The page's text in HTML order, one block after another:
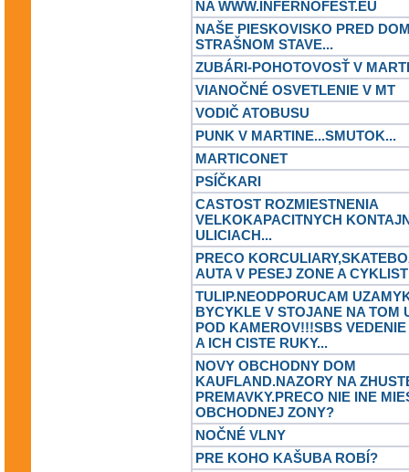
NA WWW.INFERNOFEST.EU
NAŠE PIESKOVISKO PRED
STRAŠNOM STAVE...
ZUBÁRI-POHOTOVOSŤ V
VIANOČNÉ OSVETLENIE V MT
VODIČ ATOBUSU
PUNK V MARTINE...SMUTOK...
MARTICONET
PSÍČKARI
CASTOST ROZMIESTNENIA
VELKOKAPACITNYCH
ULICIACH...
PRECO
AUTA V PESEJ ZONE A
TULIP.NEODPORUCAM
BYCYKLE V STOJANE NA TOM
POD KAMEROV!!!SBS
A ICH CISTE RUKY...
NOVY OBCHODNY DOM
KAUFLAND.NAZORY NA
PREMAVKY.PRECO NIE INE
OBCHODNEJ ZONY?
NOČNÉ VLNY
PRE KOHO KAŠUBA ROBÍ?